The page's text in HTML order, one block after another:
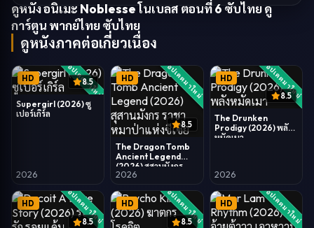
ดูหนังอนิเมะ Noblesse โนเบลส ตอนที่ 6 ซับไทย ดู
การ์ตูน พากย์ไทย ซับไทย
ดูหนังภาคต่อเกี่ยวเนื่อง
อัปเดตมาใหม่
HD 8.5
Supergirl (2026) ซู
เปอร์เกิร์ล
2026
อัปเดตมาใหม่
HD
8.5
The Dragon Tomb
Ancient Legend
(2026) สุสานมังกร
ราชาหมาป่าแห่งซีเซี่ย
2026
อัปเดตมาใหม่
HD
8.5
The Drunken
Prodigy (2026) พลัง
หมัดเมา
2026
อัปเดตมาใหม่
HD
8.5
อัปเดตมาใหม่
HD
8.5
อัปเดตมาใหม่
HD